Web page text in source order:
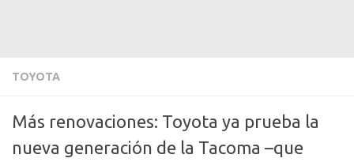
TOYOTA
Más renovaciones: Toyota ya prueba la
nueva generación de la Tacoma –que